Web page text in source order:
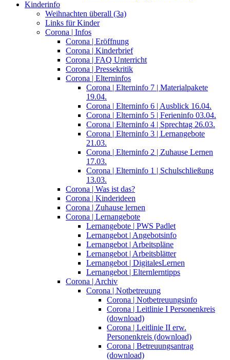
Kinderinfo
Weihnachten überall (3a)
Links für Kinder
Corona | Infos
Corona | Eröffnung
Corona | Kinderbrief
Corona | FAQ Unterricht
Corona | Pressekritik
Corona | Elterninfos
Corona | Elterninfo 7 | Materialpakete
19.04.
Corona | Elterninfo 6 | Ausblick 16.04.
Corona | Elterninfo 5 | Ferieninfo 03.04.
Corona | Elterninfo 4 | Sprechtag 26.03.
Corona | Elterninfo 3 | Lernangebote
21.03.
Corona | Elterninfo 2 | Zuhause Lernen
17.03.
Corona | Elterninfo 1 | Schulschließung
13.03.
Corona | Was ist das?
Corona | Kinderideen
Corona | Zuhause lernen
Corona | Lernangebote
Lernangebote | PWS Padlet
Lernangebot | Angebotsinfo
Lernangebot | Arbeitspläne
Lernangebot | Arbeitsblätter
Lernangebot | DigitalesLernen
Lernangebot | Elternlerntipps
Corona | Archiv
Corona | Notbetreuung
Corona | Notbetreuungsinfo
Corona | Leitlinie I Personenkreis
(download)
Corona | Leitlinie II erw.
Personenkreis (download)
Corona | Betreuungsantrag
(download)